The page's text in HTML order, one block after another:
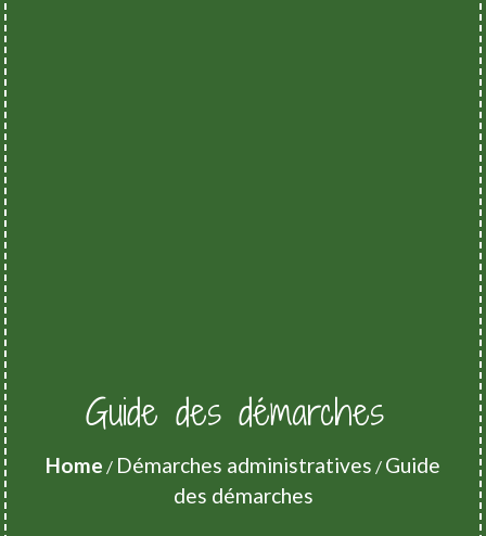
Guide des démarches
Home / Démarches administratives / Guide
des démarches